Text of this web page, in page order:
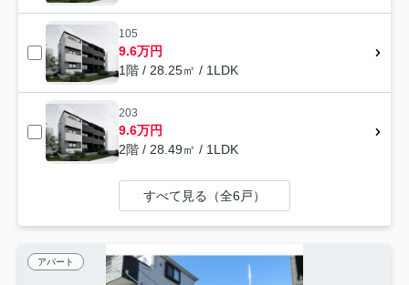
105
9.6万円
1階 / 28.25㎡ / 1LDK
203
9.6万円
2階 / 28.49㎡ / 1LDK
すべて見る（全6戸）
アパート